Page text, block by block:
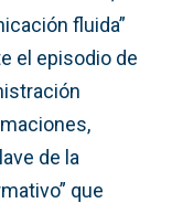
fluida”
el episodio de
de la
que